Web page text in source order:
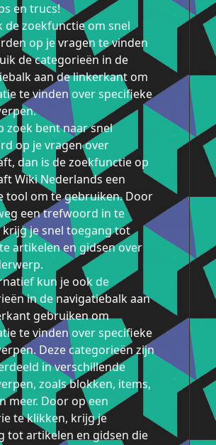
en trucs!
de zoekfunctie om snel
op je vragen te vinden
de categorieën in de
aan de linkerkant om
te vinden over specifieke
zoek bent naar snel
op je vragen over
dan is de zoekfunctie op
Wiki Nederlands een
tool om te gebruiken. Door
een trefwoord in te
krijg je snel toegang tot
artikelen en gidsen over
kun je ook de
in de navigatiebalk aan
gebruiken om
te vinden over specifieke
Deze categorieën zijn
in verschillende
zoals blokken, items,
meer. Door op een
te klikken, krijg je
tot artikelen en gidsen die